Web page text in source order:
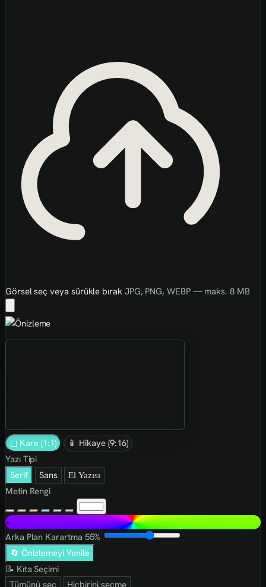
Görsel seç veya sürükle bırak JPG, PNG, WEBP — maks. 8 MB
◻ Kare (1:1)
📱 Hikaye (9:16)
Yazı Tipi
Serif
Sans El Yazısı
Metin Rengi
+
Arka Plan Karartma 55%
🔄 Önizlemeyi Yenile
📝 Kıta Seçimi